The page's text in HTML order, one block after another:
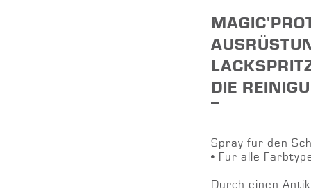
DIE
Spray für den
• Für alle
Durch einen